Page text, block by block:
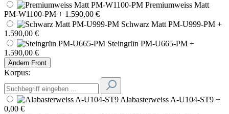
Premiumweiss Matt
PM-W1100-PM + 1.590,00 €
Schwarz Matt PM-U999-PM +
1.590,00 €
Steingrün PM-U665-PM +
1.590,00 €
Ändern Front
Korpus:
Alabasterweiss A-U104-ST9 +
0,00 €